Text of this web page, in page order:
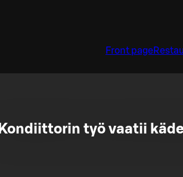
Front page
Kondiittorin työ vaatii